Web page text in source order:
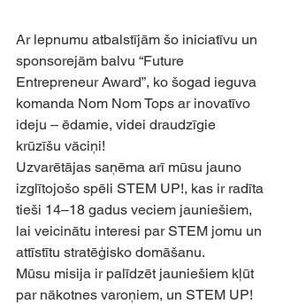
Ar lepnumu atbalstījām šo iniciatīvu un
sponsorejām balvu “Future
Entrepreneur Award”, ko šogad ieguva
komanda Nom Nom Tops ar inovatīvo
ideju – ēdamie, videi draudzīgie
krūzīšu vāciņi!
Uzvarētājas saņēma arī mūsu jauno
izglītojošo spēli STEM UP!, kas ir radīta
tieši 14–18 gadus veciem jauniešiem,
lai veicinātu interesi par STEM jomu un
attīstītu stratēģisko domāšanu.
Mūsu misija ir palīdzēt jauniešiem kļūt
par nākotnes varoņiem, un STEM UP!